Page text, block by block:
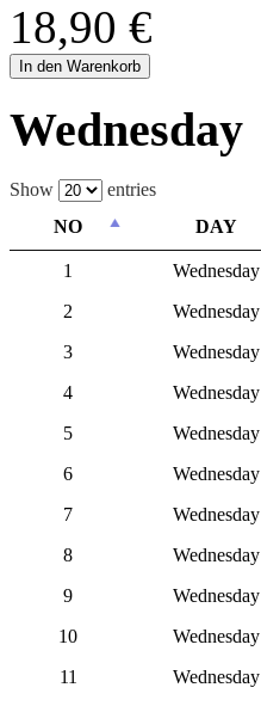
18,90 €
In den Warenkorb
Wednesday
Show
entries
NO
DAY
1 Wednesday
2
Wednesday
3
Wednesday
4
Wednesday
5
Wednesday
6
Wednesday
7
Wednesday
8
Wednesday
9
Wednesday
10
Wednesday
11
Wednesday